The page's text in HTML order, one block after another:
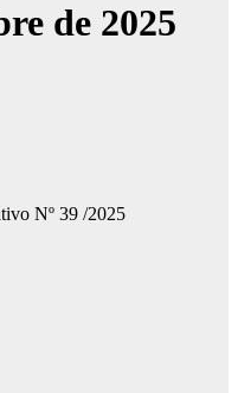
de 2025
Nº 39 /2025